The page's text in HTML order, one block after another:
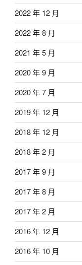
2022 年 12 月
2022 年 8 月
2021 年 5 月
2020 年 9 月
2020 年 7 月
2019 年 12 月
2018 年 12 月
2018 年 2 月
2017 年 9 月
2017 年 8 月
2017 年 2 月
2016 年 12 月
2016 年 10 月